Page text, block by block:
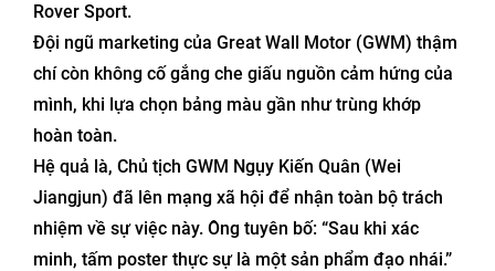
Rover Sport.
Đội ngũ marketing của Great Wall Motor (GWM) thậm
chí còn không cố gắng che giấu nguồn cảm hứng của
mình, khi lựa chọn bảng màu gần như trùng khớp
hoàn toàn.
Hệ quả là, Chủ tịch GWM Ngụy Kiến Quân (Wei
Jiangjun) đã lên mạng xã hội để nhận toàn bộ trách
nhiệm về sự việc này. Ông tuyên bố: “Sau khi xác
minh, tấm poster thực sự là một sản phẩm đạo nhái.”